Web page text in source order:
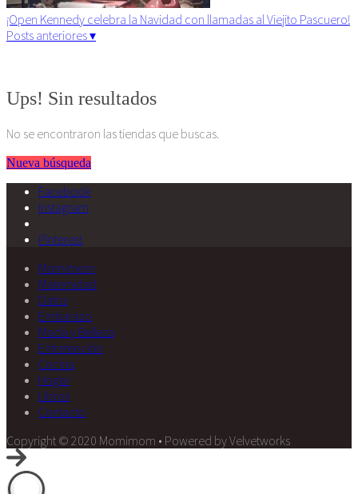
¡Open Kennedy celebra la Navidad con llamadas al Viejito Pascuero!
Posts anteriores ▾
Ups! Sin resultados
No se encontraron las tiendas que buscas.
Nueva búsqueda
Facebook
Instagram
Pinterest
Momimom
Maternidad
Datos
Embarazo
Moda y Belleza
Entretención
Cocina
Hogar
Libros
Contacto
Copyright © 2020 Momimom • Powered by Velvetworks